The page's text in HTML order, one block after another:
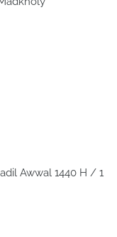
Awwal 1440 H / 1